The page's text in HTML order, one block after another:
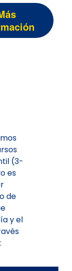
(3-
es
de
y el